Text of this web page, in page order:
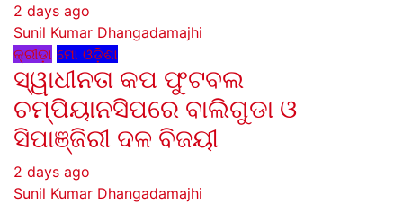
2 days ago
Sunil Kumar Dhangadamajhi
କ୍ରୀଡ଼ା ମୋ ଓଡ଼ିଶା
ସ୍ୱାଧୀନତା କପ ଫୁଟବଲ
ଚମ୍ପିୟାନସିପରେ ବାଲିଗୁଡା ଓ
ସିପାଞ୍ଜିରୀ ଦଳ ବିଜୟୀ
2 days ago
Sunil Kumar Dhangadamajhi